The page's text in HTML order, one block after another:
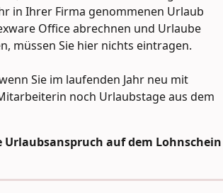
in Ihrer Firma genommenen Urlaub
Office abrechnen und Urlaube
müssen Sie hier nichts eintragen.
Sie im laufenden Jahr neu mit
noch Urlaubstage aus dem
Urlaubsanspruch auf dem Lohnschein